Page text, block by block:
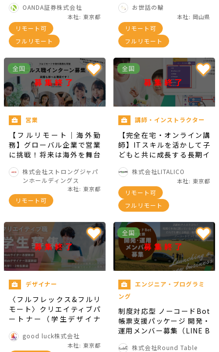
OANDA証券株式会社
本社: 東京都
リモート可
フルリモート
お世話の輪
本社: 岡山県
リモート可
フルリモート
全国
募集終了
営業
【フルリモート｜海外勤
務】グローバル企業で営業
に挑戦！将来は海外を舞台
株式会社ストロングジャパ
ンホールディングス
本社: 東京都
リモート可
全国
募集終了
講師・インストラクター
【完全在宅・オンライン講
師】ITスキルを活かして子
どもと共に成長する長期イ
株式会社LITALICO
本社: 東京都
リモート可
フルリモート
募集終了
デザイナー
〈フルフレックス&フルリ
モート〉クリエイティブパ
ートナー（学生デザイナ
デザインインターン募集
good luck株式会社
本社: 東京都
全国
募集終了
エンジニア・プログラミ
ング
制度対応型 ノーコードBot
帳票支援パッケージ 開発・
運用メンバー募集（LINE B
株式会社Round Table